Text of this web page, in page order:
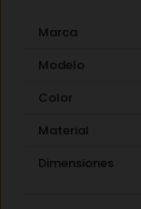
Marca
Modelo
Color
Material
Dimensiones